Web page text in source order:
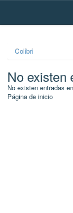
Skip
Colibri
No existen
No existen entradas
Página de inicio